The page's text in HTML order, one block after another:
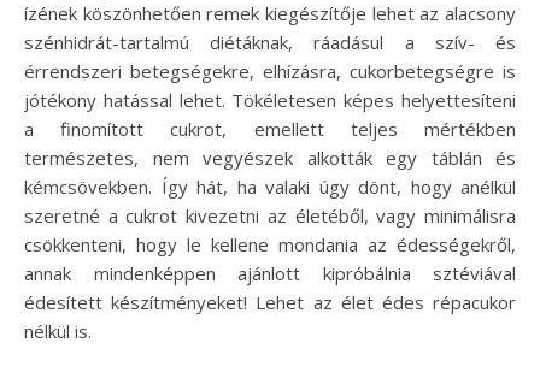
ízének köszönhetően remek kiegészítője lehet az alacsony
szénhidrát-tartalmú diétáknak, ráadásul a szív- és
érrendszeri betegségekre, elhízásra, cukorbetegségre is
jótékony hatással lehet. Tökéletesen képes helyettesíteni
a finomított cukrot, emellett teljes mértékben
természetes, nem vegyészek alkották egy táblán és
kémcsövekben. Így hát, ha valaki úgy dönt, hogy anélkül
szeretné a cukrot kivezetni az életéből, vagy minimálisra
csökkenteni, hogy le kellene mondania az édességekről,
annak mindenképpen ajánlott kipróbálnia sztéviával
édesített készítményeket! Lehet az élet édes répacukor
nélkül is.